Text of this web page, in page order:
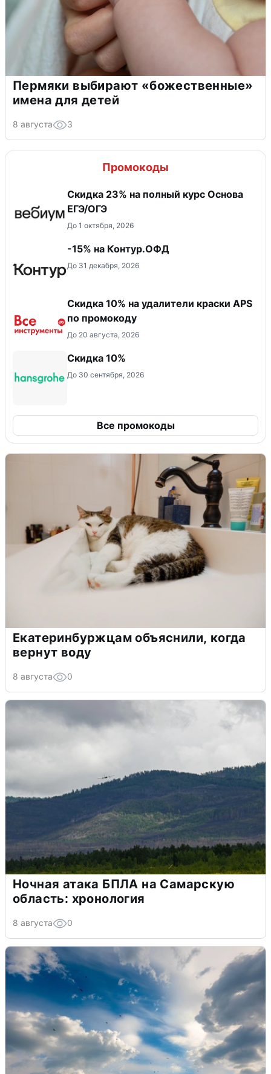
Пермяки выбирают «божественные»
имена для детей
8 августа 3
Промокоды
Скидка 23% на полный курс Основа
ЕГЭ/ОГЭ
До 1 октября, 2026
-15% на Контур.ОФД
До 31 декабря, 2026
Скидка 10% на удалители краски APS
по промокоду
До 20 августа, 2026
Скидка 10%
До 30 сентября, 2026
Все промокоды
Екатеринбуржцам объяснили, когда
вернут воду
8 августа 0
Ночная атака БПЛА на Самарскую
область: хронология
8 августа 0